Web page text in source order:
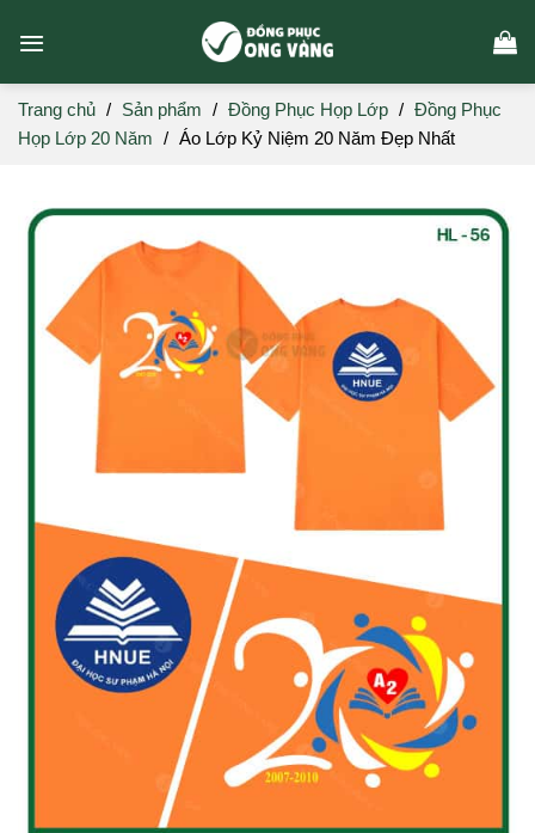
Trang chủ / Sản phẩm / Đồng Phục Họp Lớp / Đồng Phục
Họp Lớp 20 Năm / Áo Lớp Kỷ Niệm 20 Năm Đẹp Nhất